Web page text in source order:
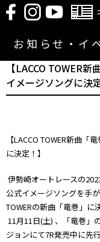
お知らせ・イ
【LACCO TOWER
イメージソングに決
【LACCO TOWER新曲
に決定！】
伊勢崎オートレースの
公式イメージソングを手
TOWERの新曲「竜巻」に
11月11日(土) 、「竜巻」
ジョンにて7R発売中に先